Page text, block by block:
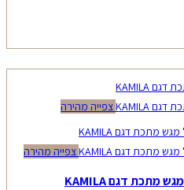
צפייה מהירה
צפייה מהירה